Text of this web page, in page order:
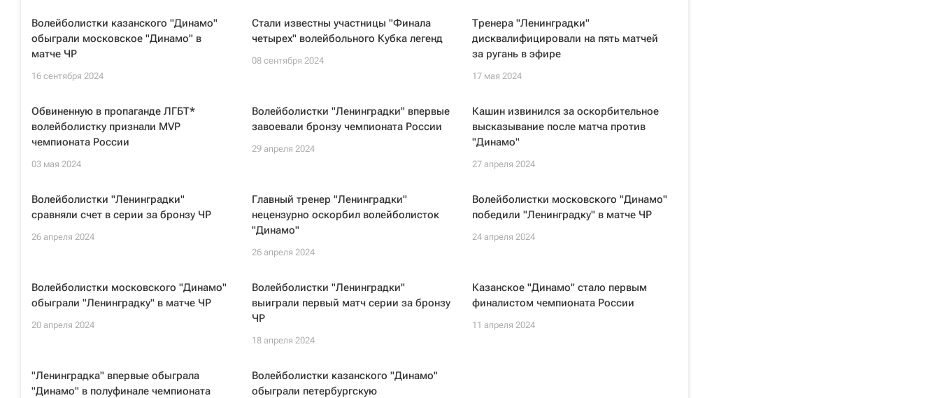
Волейболистки казанского "Динамо"
обыграли московское "Динамо" в
матче ЧР
16 сентября 2024
Стали известны участницы "Финала
четырех" волейбольного Кубка легенд
08 сентября 2024
Тренера "Ленинградки"
дисквалифицировали на пять матчей
за ругань в эфире
17 мая 2024
Обвиненную в пропаганде ЛГБТ*
волейболистку признали MVP
чемпионата России
03 мая 2024
Волейболистки "Ленинградки" впервые
завоевали бронзу чемпионата России
29 апреля 2024
Кашин извинился за оскорбительное
высказывание после матча против
"Динамо"
27 апреля 2024
Волейболистки "Ленинградки"
сравняли счет в серии за бронзу ЧР
26 апреля 2024
Главный тренер "Ленинградки"
нецензурно оскорбил волейболисток
"Динамо"
26 апреля 2024
Волейболистки московского "Динамо"
победили "Ленинградку" в матче ЧР
24 апреля 2024
Волейболистки московского "Динамо"
обыграли "Ленинградку" в матче ЧР
20 апреля 2024
Волейболистки "Ленинградки"
выиграли первый матч серии за бронзу
ЧР
18 апреля 2024
Казанское "Динамо" стало первым
финалистом чемпионата России
11 апреля 2024
"Ленинградка" впервые обыграла
"Динамо" в полуфинале чемпионата
Волейболистки казанского "Динамо"
обыграли петербургскую